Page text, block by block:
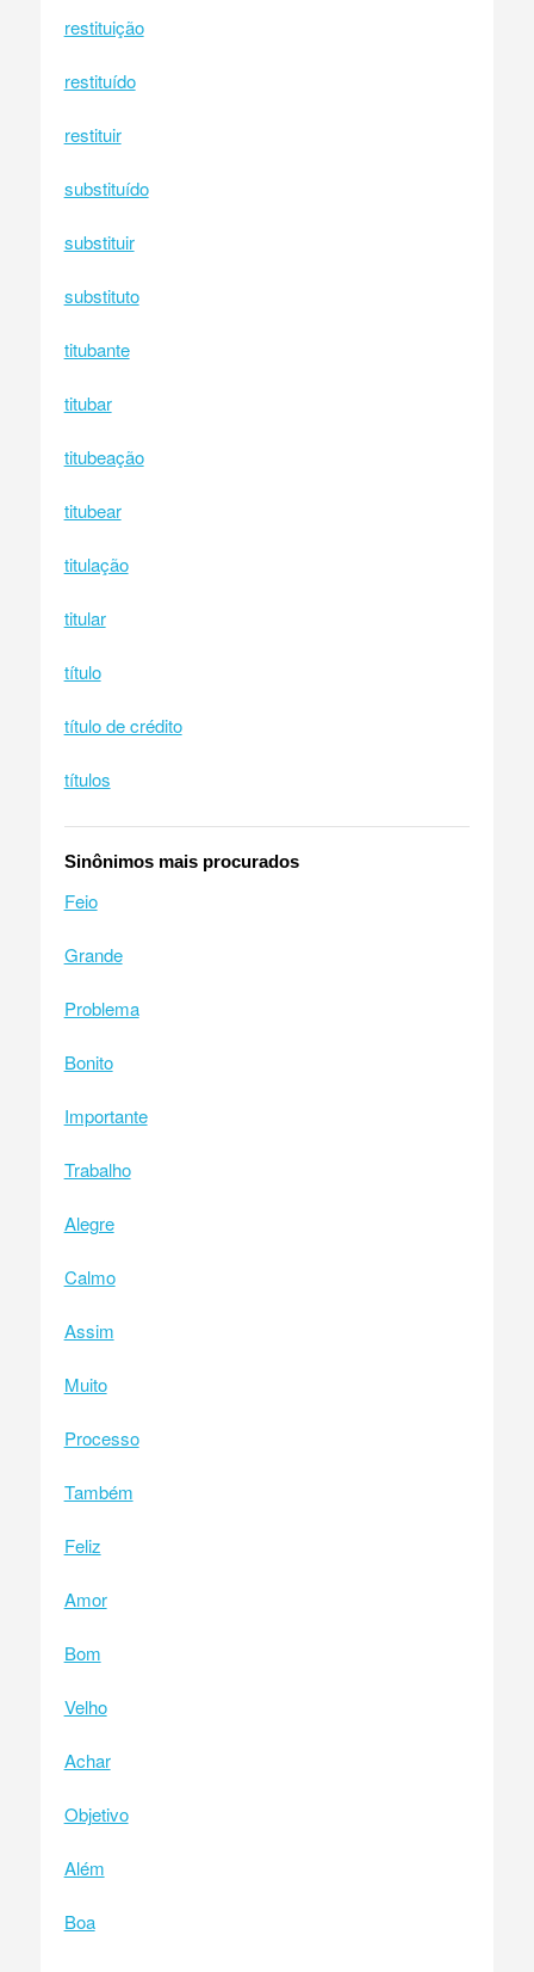
restituição
restituído
restituir
substituído
substituir
substituto
titubante
titubar
titubeação
titubear
titulação
titular
título
título de crédito
títulos
Sinônimos mais procurados
Feio
Grande
Problema
Bonito
Importante
Trabalho
Alegre
Calmo
Assim
Muito
Processo
Também
Feliz
Amor
Bom
Velho
Achar
Objetivo
Além
Boa